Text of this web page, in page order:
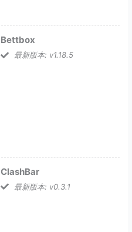
Bettbox
最新版本: v1.18.5
ClashBar
最新版本: v0.3.1